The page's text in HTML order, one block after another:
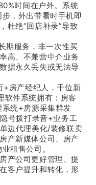
时间在户外。系统
，外出带看时手机即
杜绝“回店补录”导致
期服务，非一次性买
高、不兼营中介业务
据永久丢失或无法导
房产经纪人，千位新
软件系统拥有：房客
统+房源采集群发
号拨打录音+业务工
边代理美化/装修联卖
产新媒体公司、房产
租售公司。
公司更好管理、提
客户提升和转化，形